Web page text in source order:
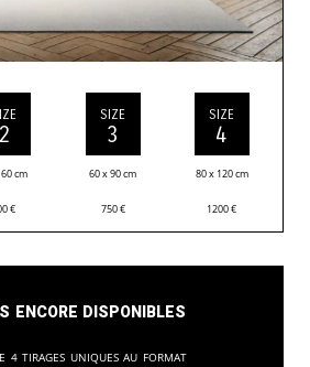
2
cm
€
SIZE
3
60 x 90 cm
750€
SIZE
4
80 x 120 cm
1200€
encore disponibles
4 tirages uniques au format